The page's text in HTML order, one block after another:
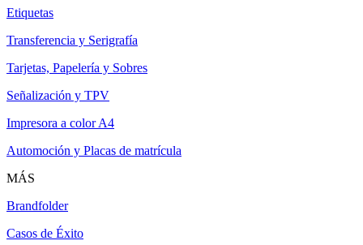
Etiquetas
Transferencia y Serigrafía
Tarjetas, Papelería y Sobres
Señalización y TPV
Impresora a color A4
Automoción y Placas de matrícula
MÁS
Brandfolder
Casos de Éxito